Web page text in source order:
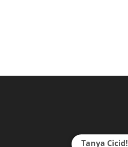
Tanya Cicid!